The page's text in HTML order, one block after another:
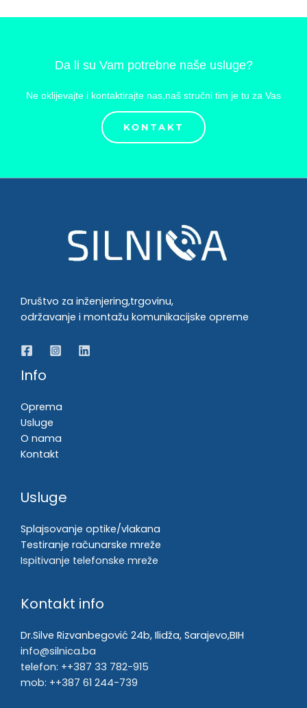
Da li su Vam potrebne naše usluge?
Ne oklijevajte i kontaktirajte nas,naš stručni tim je tu za Vas
KONTAKT
Društvo za inženjering,trgovinu,
održavanje i montažu komunikacijske opreme
Info
Oprema
Usluge
O nama
Kontakt
Usluge
Splajsovanje optike/vlakana
Testiranje računarske mreže
Ispitivanje telefonske mreže
Kontakt info
Dr.Silve Rizvanbegović 24b, Ilidža, Sarajevo,BIH
info@silnica.ba​
telefon: ++387 33 782-915
mob: ++387 61 244-739